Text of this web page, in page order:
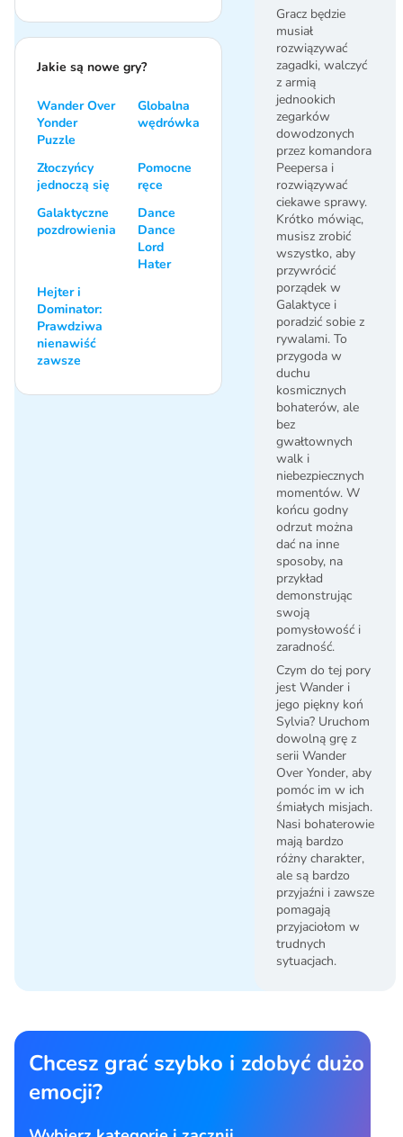
Gracz będzie
musiał
rozwiązywać
zagadki, walczyć
z armią
jednookich
zegarków
dowodzonych
przez komandora
Peepersa i
rozwiązywać
ciekawe sprawy.
Krótko mówiąc,
musisz zrobić
wszystko, aby
przywrócić
porządek w
Galaktyce i
poradzić sobie z
rywalami. To
przygoda w
duchu
kosmicznych
bohaterów, ale
bez
gwałtownych
walk i
niebezpiecznych
momentów. W
końcu godny
odrzut można
dać na inne
sposoby, na
przykład
demonstrując
swoją
pomysłowość i
zaradność.
Czym do tej pory
jest Wander i
jego piękny koń
Sylvia? Uruchom
dowolną grę z
serii Wander
Over Yonder, aby
pomóc im w ich
śmiałych misjach.
Nasi bohaterowie
mają bardzo
różny charakter,
ale są bardzo
przyjaźni i zawsze
pomagają
przyjaciołom w
trudnych
sytuacjach.
Jakie są nowe gry?
Wander Over
Yonder
Puzzle
Globalna
wędrówka
Złoczyńcy
jednoczą się
Pomocne
ręce
Galaktyczne
pozdrowienia
Dance
Dance
Lord
Hater
Hejter i
Dominator:
Prawdziwa
nienawiść
zawsze
Chcesz grać szybko i zdobyć dużo
emocji?